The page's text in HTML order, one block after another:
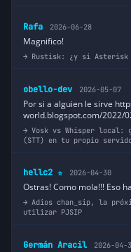
Rafa 2026-06-28
Magnifico!
Rustisk: ¿y si Asterisk
obello-dev 2026-05-07
Por si a alguien le sirve
world.blogspot.com/2022/
Vosk vs Whisper local:
(STT) en tu propio
hellc2 ⭐ 2026-04-30
Ostras! Como mola!!! Eso
Adios chan_sip, la
utilizar PJSIP
Germán Aracil 2026-04-